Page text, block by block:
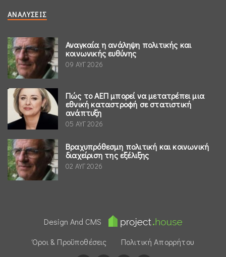
ΑΝΑΛΎΣΕΙΣ
Αναγκαία η ανάληψη πολιτικής και
κοινωνικής ευθύνης
09 ΑΥΓ 2026
Πώς το ΑΕΠ μπορεί να μετατρέπει μια
εθνική καταστροφή σε στατιστική
ανάπτυξη
05 ΑΥΓ 2026
Βραχυπρόθεσμη πολιτική και κοινωνική
διαχείριση της εξέλιξης
02 ΑΥΓ 2026
Design And CMS
Όροι & Προϋποθέσεις
Πολιτική Απορρήτου